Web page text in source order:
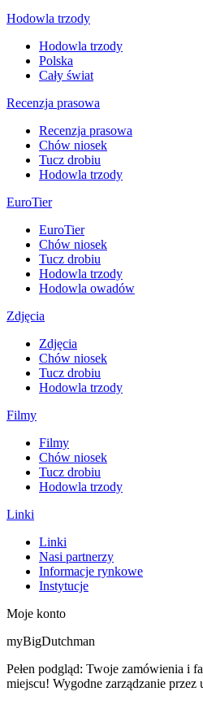
Hodowla trzody
Hodowla trzody
Polska
Cały świat
Recenzja prasowa
Recenzja prasowa
Chów niosek
Tucz drobiu
Hodowla trzody
EuroTier
EuroTier
Chów niosek
Tucz drobiu
Hodowla trzody
Hodowla owadów
Zdjęcia
Zdjęcia
Chów niosek
Tucz drobiu
Hodowla trzody
Filmy
Filmy
Chów niosek
Tucz drobiu
Hodowla trzody
Linki
Linki
Nasi partnerzy
Informacje rynkowe
Instytucje
Moje konto
myBigDutchman
Pełen podgląd: Twoje zamówienia i
miejscu! Wygodne